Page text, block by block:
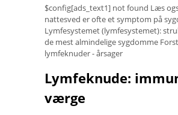
$config[ads_text1] not found Læs
nattesved er ofte et symptom på
Lymfesystemet (lymfesystemet):
de mest almindelige sygdomme
lymfeknuder - årsager
Lymfeknude:
værge